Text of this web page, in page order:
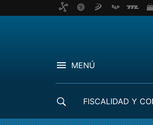
MENÚ
FISCALIDAD Y